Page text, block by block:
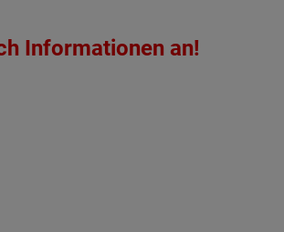
Informationen an!